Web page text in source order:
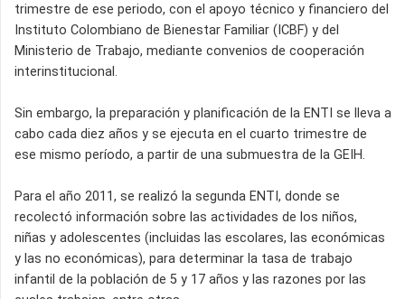
trimestre de ese periodo, con el apoyo técnico y financiero del
Instituto Colombiano de Bienestar Familiar (ICBF) y del
Ministerio de Trabajo, mediante convenios de cooperación
interinstitucional.
Sin embargo, la preparación y planificación de la ENTI se lleva a
cabo cada diez años y se ejecuta en el cuarto trimestre de
ese mismo período, a partir de una submuestra de la GEIH.
Para el año 2011, se realizó la segunda ENTI, donde se
recolectó información sobre las actividades de los niños,
niñas y adolescentes (incluidas las escolares, las económicas
y las no económicas), para determinar la tasa de trabajo
infantil de la población de 5 y 17 años y las razones por las